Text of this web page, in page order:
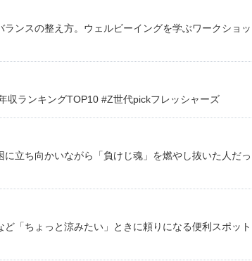
ンスの整え方。ウェルビーイングを学ぶワークショッ
収ランキングTOP10 #Z世代pickフレッシャーズ
立ち向かいながら「負けじ魂」を燃やし抜いた人だっ
「ちょっと涼みたい」ときに頼りになる便利スポット